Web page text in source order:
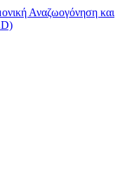
Αναζωογόνηση και